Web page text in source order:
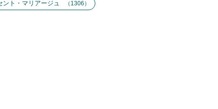
ント・マリアージュ 1306